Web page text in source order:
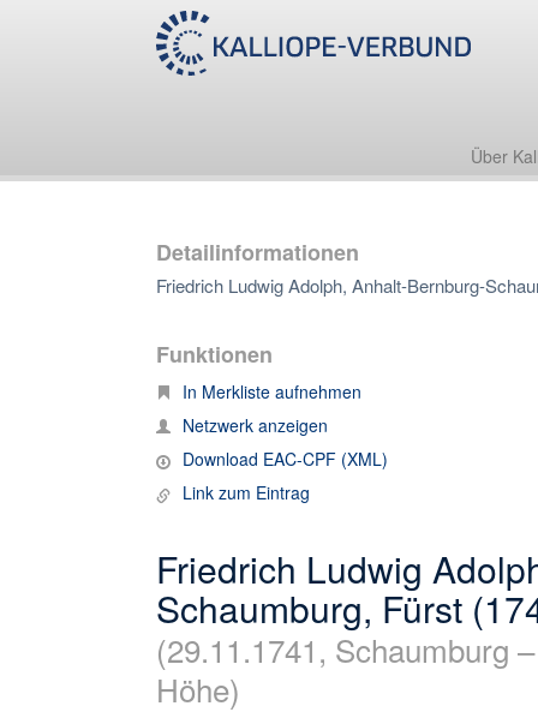
Über
Detailinformationen
Friedrich Ludwig Adolph, Anhalt-Bernburg-
Funktionen
In Merkliste aufnehmen
Netzwerk anzeigen
Download EAC-CPF (XML)
Link zum Eintrag
Friedrich Ludwig
Schaumburg, Fürst
(29.11.1741, Schaumburg
Höhe)